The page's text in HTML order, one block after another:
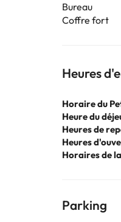
Bureau
Coffre fort
Heures
Horaire du
Heure du
Heures de
Heures
Horaires de
Parking